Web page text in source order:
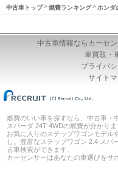
中古車トップ 燃費ランキング ホンダ
中古車情報ならカーセ
車買取・
プライバ
サイト
燃費のいい車を探すなら、中古車・
スパーダ 24T 4WDの燃費が分かりま
お気に入りのステップワゴンモデル
し。豊富なステップワゴン 2.4 スパ
古車検索ができます。
カーセンサーはあなたの車選びをサ